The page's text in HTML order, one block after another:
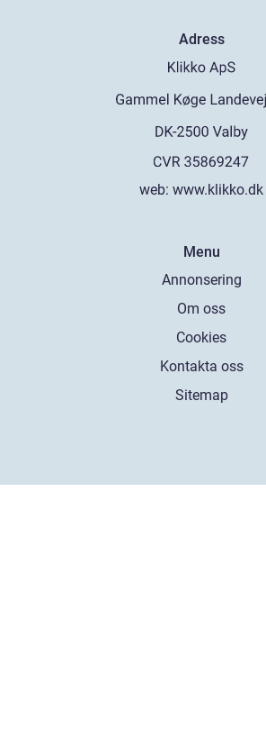
Adress
web: www.klikko.dk
Menu
Annonsering
Om oss
Cookies
Kontakta oss
Sitemap